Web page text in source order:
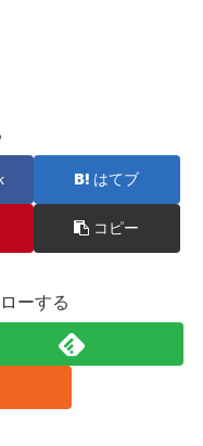
はてブ
コピー
ーする